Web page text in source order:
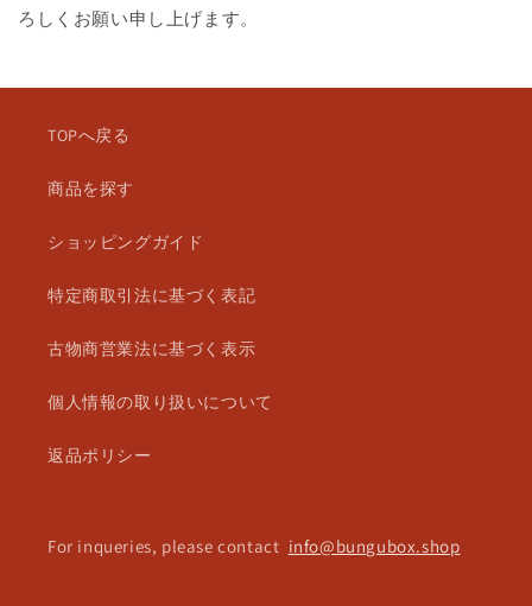
ろしくお願い申し上げます。
TOPへ戻る
商品を探す
ショッピングガイド
特定商取引法に基づく表記
古物商営業法に基づく表示
個人情報の取り扱いについて
返品ポリシー
For inqueries, please contact info@bungubox.shop